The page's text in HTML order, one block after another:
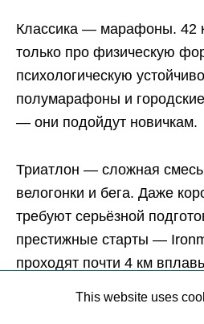
Классика — марафоны. 42
только про физическую
психологическую
полумарафоны и
— они подойдут новичкам.
Триатлон — сложная
велогонки и бега. Даже
требуют серьёзной
престижные старты —
проходят почти 4 км
This website uses